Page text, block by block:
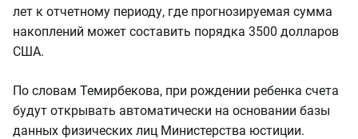
лет к отчетному периоду, где прогнозируемая сумма
накоплений может составить порядка 3500 долларов
США.
По словам Темирбекова, при рождении ребенка счета
будут открывать автоматически на основании базы
данных физических лиц Министерства юстиции.